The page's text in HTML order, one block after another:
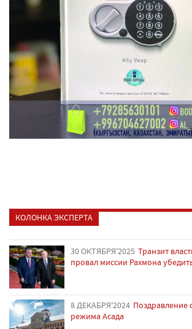
КОЛОНКА ЭКСПЕРТА
30 ОКТЯБРЯ'2025 Транзит
провал миссии Рахмона
8 ДЕКАБРЯ'2024 Поздравление
режима Асада